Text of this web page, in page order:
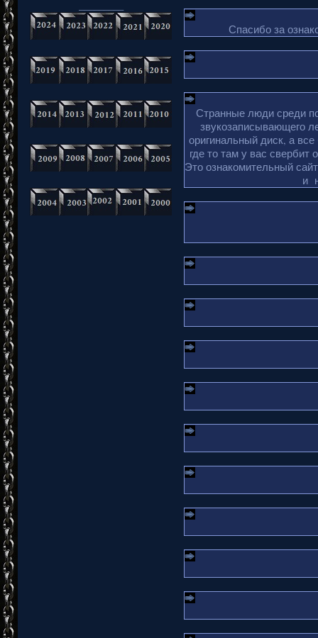
Спасибо за
Странные люди среди
звукозаписывающего
оригинальный диск, а
где то там у вас свербит
Это ознакомительный
и